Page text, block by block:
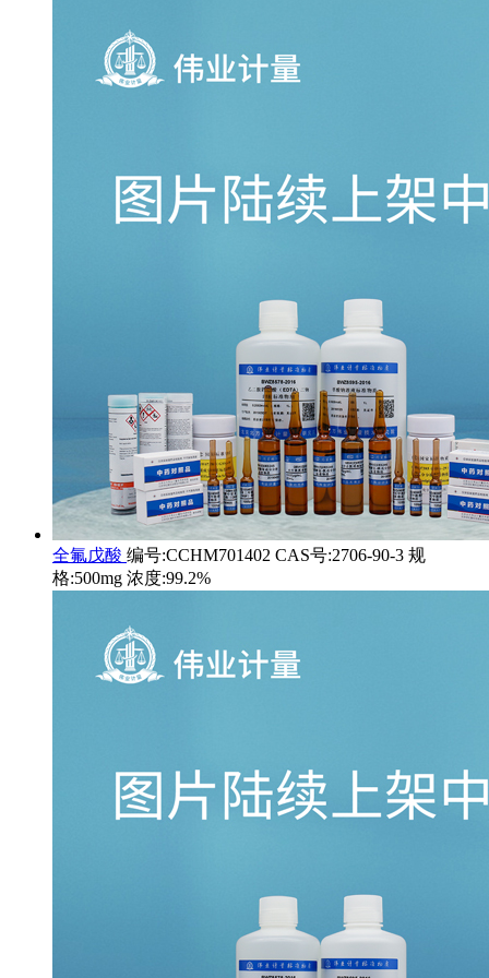
全氟戊酸 编号:CCHM701402 CAS号:2706-90-3 规
格:500mg 浓度:99.2%